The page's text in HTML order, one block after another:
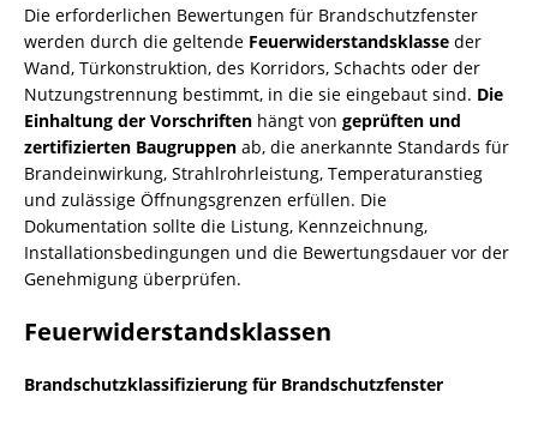
Die erforderlichen Bewertungen für Brandschutzfenster
werden durch die geltende Feuerwiderstandsklasse der
Wand, Türkonstruktion, des Korridors, Schachts oder der
Nutzungstrennung bestimmt, in die sie eingebaut sind. Die
Einhaltung der Vorschriften hängt von geprüften und
zertifizierten Baugruppen ab, die anerkannte Standards für
Brandeinwirkung, Strahlrohrleistung, Temperaturanstieg
und zulässige Öffnungsgrenzen erfüllen. Die
Dokumentation sollte die Listung, Kennzeichnung,
Installationsbedingungen und die Bewertungsdauer vor der
Genehmigung überprüfen.
Feuerwiderstandsklassen
Brandschutzklassifizierung für Brandschutzfenster